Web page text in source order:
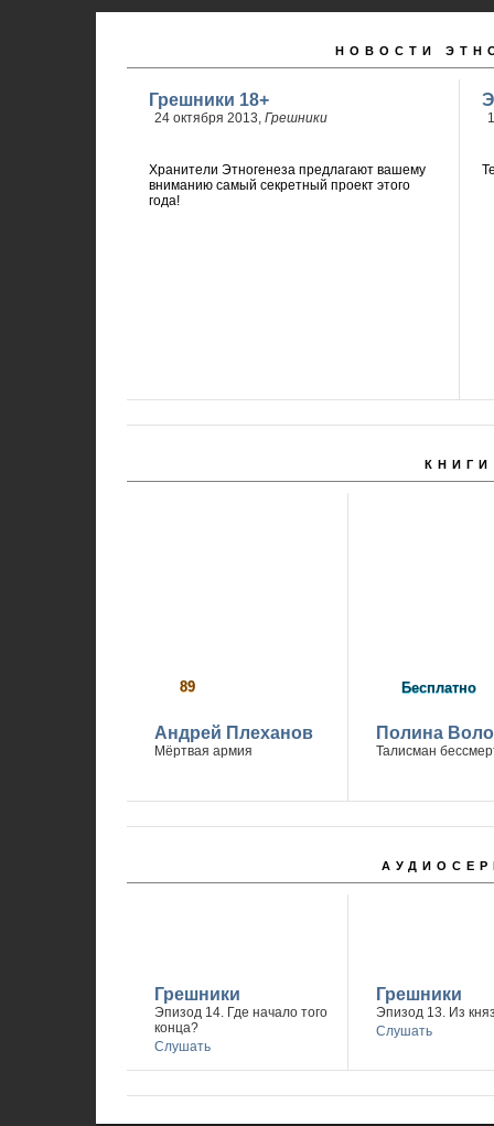
НОВОСТИ
Грешники 18+
24 октября 2013, Грешники
Хранители Этногенеза предлагают вашему
вниманию самый секретный проект этого
года!
КНИГИ
89р
Андрей Плеханов
Мёртвая армия
Бесплатно
Полина
Талисман
Грешники
Эпизод 14. Где начало того
конца?
Слушать
Грешники
Эпизод 13. Из
Слушать